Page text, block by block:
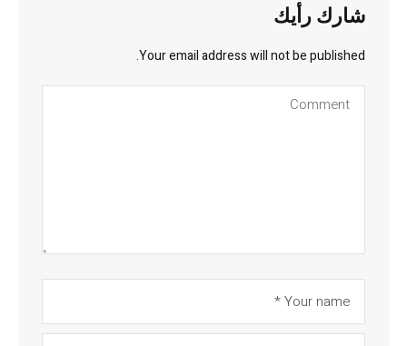
شارك رأيك
Your email address will not be published.